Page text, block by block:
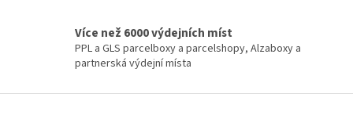
s
u
Více než 6000 výdejních míst
PPL a GLS parcelboxy a parcelshopy, Alzaboxy a
partnerská výdejní místa